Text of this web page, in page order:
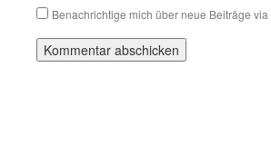
Benachrichtige mich über neue Beiträge via